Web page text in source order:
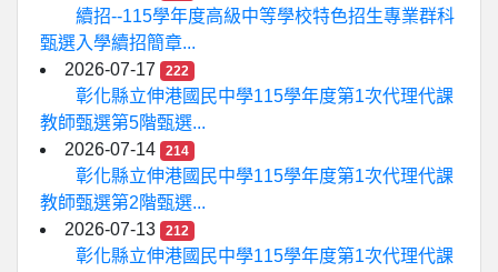
續招--115學年度高級中等學校特色招生專業群科
甄選入學續招簡章...
2026-07-17
222
彰化縣立伸港國民中學115學年度第1次代理代課
教師甄選第5階甄選...
2026-07-14
214
彰化縣立伸港國民中學115學年度第1次代理代課
教師甄選第2階甄選...
2026-07-13
212
彰化縣立伸港國民中學115學年度第1次代理代課